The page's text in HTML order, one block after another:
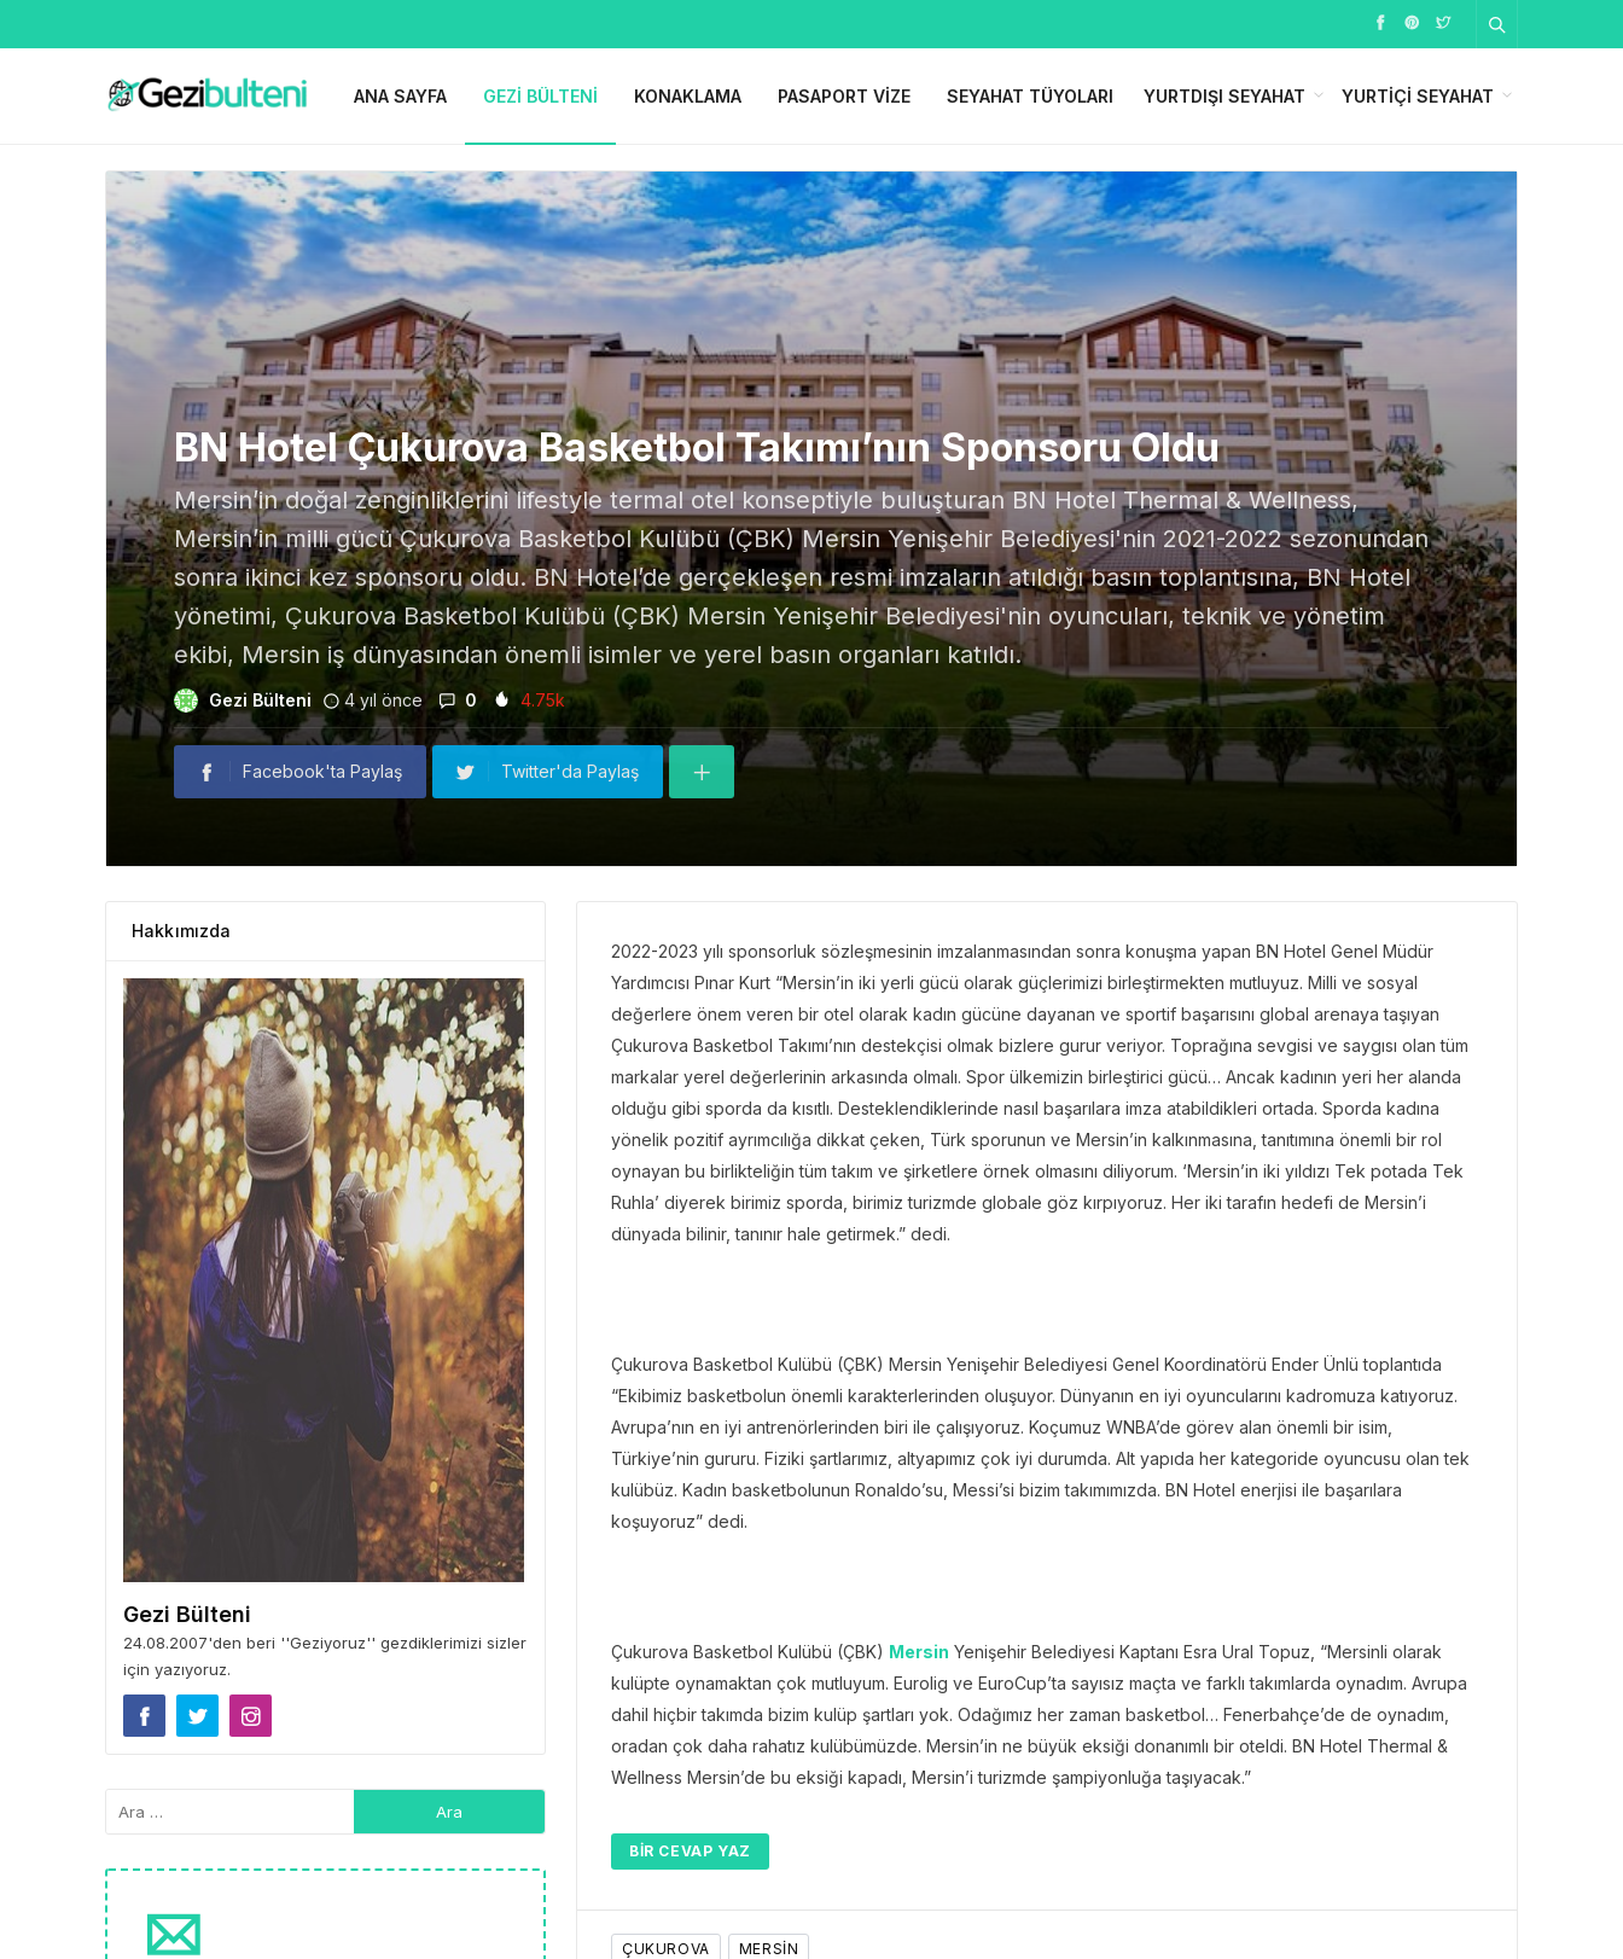
ANA SAYFA GEZI BÜLTENI KONAKLAMA PASAPORT VIZE SEYAHAT TÜYOLARI YURTDIŞI SEYAHAT YURTIÇI SEYAHAT
BN Hotel Çukurova Basketbol Takımı’nın Sponsoru Oldu
Mersin’in doğal zenginliklerini lifestyle termal otel konseptiyle buluşturan BN Hotel Thermal & Wellness,
Mersin’in milli gücü Çukurova Basketbol Kulübü (ÇBK) Mersin Yenişehir Belediyesi'nin 2021-2022 sezonundan
sonra ikinci kez sponsoru oldu. BN Hotel’de gerçekleşen resmi imzaların atıldığı basın toplantısına, BN Hotel
yönetimi, Çukurova Basketbol Kulübü (ÇBK) Mersin Yenişehir Belediyesi'nin oyuncuları, teknik ve yönetim
ekibi, Mersin iş dünyasından önemli isimler ve yerel basın organları katıldı.
Gezi Bülteni 4 yıl önce 0 4.75k
Facebook'ta Paylaş Twitter'da Paylaş
2022-2023 yılı sponsorluk sözleşmesinin imzalanmasından sonra konuşma yapan BN Hotel Genel Müdür
Yardımcısı Pınar Kurt “Mersin’in iki yerli gücü olarak güçlerimizi birleştirmekten mutluyuz. Milli ve sosyal
değerlere önem veren bir otel olarak kadın gücüne dayanan ve sportif başarısını global arenaya taşıyan
Çukurova Basketbol Takımı’nın destekçisi olmak bizlere gurur veriyor. Toprağına sevgisi ve saygısı olan tüm
markalar yerel değerlerinin arkasında olmalı. Spor ülkemizin birleştirici gücü… Ancak kadının yeri her alanda
olduğu gibi sporda da kısıtlı. Desteklendiklerinde nasıl başarılara imza atabildikleri ortada. Sporda kadına
yönelik pozitif ayrımcılığa dikkat çeken, Türk sporunun ve Mersin’in kalkınmasına, tanıtımına önemli bir rol
oynayan bu birlikteliğin tüm takım ve şirketlere örnek olmasını diliyorum. ‘Mersin’in iki yıldızı Tek potada Tek
Ruhla’ diyerek birimiz sporda, birimiz turizmde globale göz kırpıyoruz. Her iki tarafın hedefi de Mersin’i
dünyada bilinir, tanınır hale getirmek.” dedi.
Çukurova Basketbol Kulübü (ÇBK) Mersin Yenişehir Belediyesi Genel Koordinatörü Ender Ünlü toplantıda
“Ekibimiz basketbolun önemli karakterlerinden oluşuyor. Dünyanın en iyi oyuncularını kadromuza katıyoruz.
Avrupa’nın en iyi antrenörlerinden biri ile çalışıyoruz. Koçumuz WNBA’de görev alan önemli bir isim,
Türkiye’nin gururu. Fiziki şartlarımız, altyapımız çok iyi durumda. Alt yapıda her kategoride oyuncusu olan tek
kulübüz. Kadın basketbolunun Ronaldo’su, Messi’si bizim takımımızda. BN Hotel enerjisi ile başarılara
koşuyoruz” dedi.
Çukurova Basketbol Kulübü (ÇBK) Mersin Yenişehir Belediyesi Kaptanı Esra Ural Topuz, “Mersinli olarak
kulüpte oynamaktan çok mutluyum. Eurolig ve EuroCup’ta sayısız maçta ve farklı takımlarda oynadım. Avrupa
dahil hiçbir takımda bizim kulüp şartları yok. Odağımız her zaman basketbol… Fenerbahçe’de de oynadım,
oradan çok daha rahatız kulübümüzde. Mersin’in ne büyük eksiği donanımlı bir oteldi. BN Hotel Thermal &
Wellness Mersin’de bu eksiği kapadı, Mersin’i turizmde şampiyonluğa taşıyacak.”
BIR CEVAP YAZ
ÇUKUROVA MERSIN
Hakkımızda
Gezi Bülteni
24.08.2007'den beri ''Geziyoruz'' gezdiklerimizi sizler
için yazıyoruz.